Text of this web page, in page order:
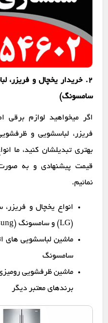
2. خریدار یخچال و
سامسونگ)
اگر میخواهید لوازم برقی
فریزر، لباسشویی و
بهتری تبدیلشان کنید، ما
قیمت پیشنهادی و به
نمائیم.
انواع یخچال و
(LG) و سامسونگ (Samsung)
ماشین لباسشویی های
سامسونگ
ماشین ظرفشویی
برندهای معتبر دیگر